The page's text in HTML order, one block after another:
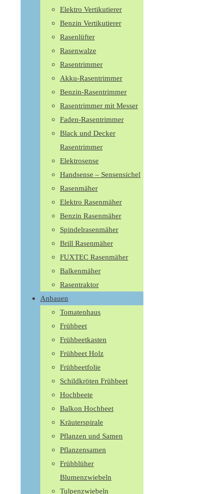
Elektro Vertikutierer
Benzin Vertikutierer
Rasenlüfter
Rasenwalze
Rasentrimmer
Akku-Rasentrimmer
Benzin-Rasentrimmer
Rasentrimmer mit Messer
Faden-Rasentrimmer
Black und Decker
Rasentrimmer
Elektrosense
Handsense – Sensensichel
Rasenmäher
Elektro Rasenmäher
Benzin Rasenmäher
Spindelrasenmäher
Brill Rasenmäher
FUXTEC Rasenmäher
Balkenmäher
Rasentraktor
Anbauen
Tomatenhaus
Frühbeet
Frühbeetkasten
Frühbeet Holz
Frühbeetfolie
Schildkröten Frühbeet
Hochbeete
Balkon Hochbeet
Kräuterspirale
Pflanzen und Samen
Pflanzensamen
Frühblüher
Blumenzwiebeln
Tulpenzwiebeln